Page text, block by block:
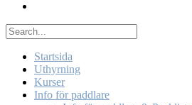
Startsida
Uthyrning
Kurser
Info för paddlare